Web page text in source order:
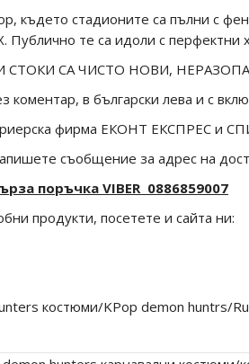
където стадионите са пълни с
Публично те са идоли с
СТОКИ СА ЧИСТО НОВИ,
коментар, в български лева и с
фирма ЕКОНТ ЕКСПРЕС и
съобщение за адрес на
поръчка VIBER 0886859007
продукти, посетете и сайта ни:
костюми/KPop demon huntrs/